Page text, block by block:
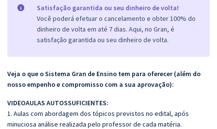
Satisfação garantida ou seu dinheiro de volta!
Você poderá efetuar o cancelamento e obter 100% do
dinheiro de volta em até 7 dias. Aqui, no Gran, é
satisfação garantida ou seu dinheiro de volta.
Veja o que o Sistema Gran de Ensino tem para oferecer (além do
nosso empenho e compromisso com a sua aprovação):
VIDEOAULAS AUTOSSUFICIENTES:
1. Aulas com abordagem dos tópicos previstos no edital, após
minuciosa análise realizada pelo professor de cada matéria.